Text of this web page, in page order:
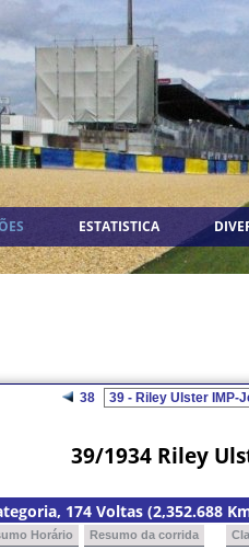
ESTATISTICA
38
39/1934 Riley
174 Voltas (2,352.688
Horário Resumo da corrida